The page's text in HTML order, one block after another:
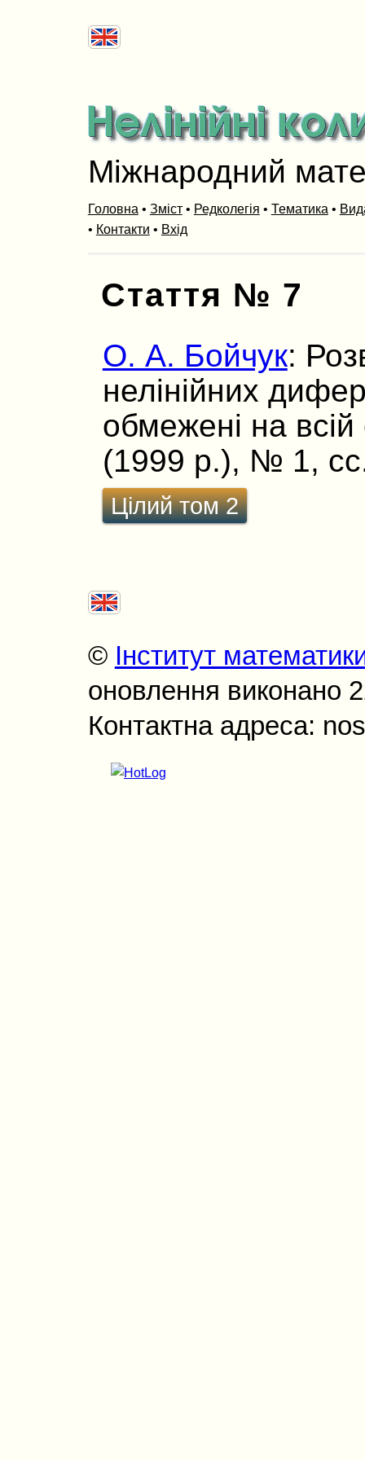
Міжнародний
Головна • Зміст• Редколегія • Тематика •
• Контакти • Вхід
Стаття № 7
О. А. Бойчук:
нелінійних
обмежені на всій
(1999 р.), № 1,
Цілий том 2
© Інститут
оновлення виконано
Контактна адреса: